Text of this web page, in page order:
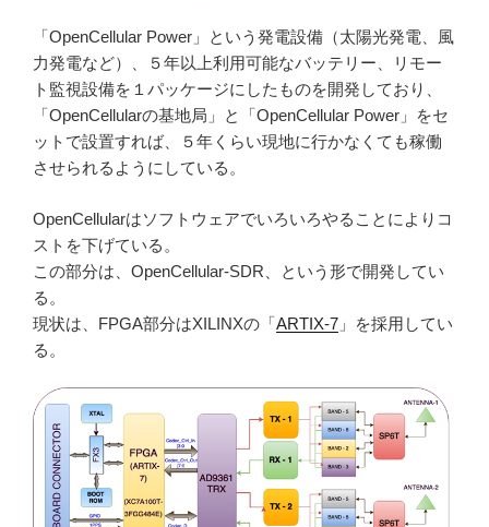
「OpenCellular Power」という発電設備（太陽光発電、風
力発電など）、５年以上利用可能なバッテリー、リモー
ト監視設備を１パッケージにしたものを開発しており、
「OpenCellularの基地局」と「OpenCellular Power」をセ
ットで設置すれば、５年くらい現地に行かなくても稼働
させられるようにしている。
OpenCellularはソフトウェアでいろいろやることによりコ
ストを下げている。
この部分は、OpenCellular-SDR、という形で開発してい
る。
現状は、FPGA部分はXILINXの「ARTIX-7 」を採用してい
る。